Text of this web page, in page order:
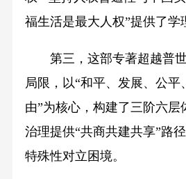
福生活是最大人权”提供了学
第三，这部专著超越普世
局限，以“和平、发展、公平
由”为核心，构建了三阶六层
治理提供“共商共建共享”路
特殊性对立困境。